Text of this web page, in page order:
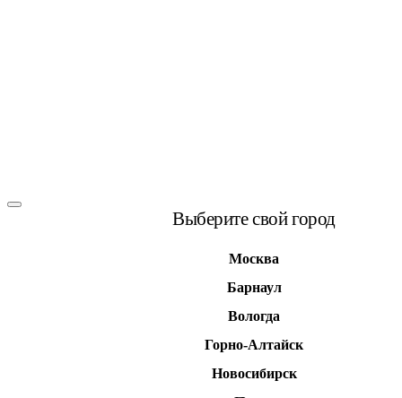
Выберите свой город
Москва
Барнаул
Вологда
Горно-Алтайск
Новосибирск